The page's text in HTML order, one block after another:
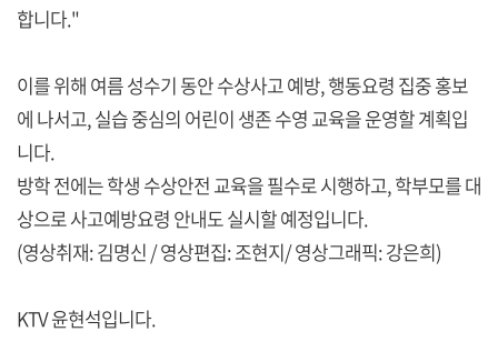
합니다."
이를 위해 여름 성수기 동안 수상사고 예방, 행동요령 집중 홍보
에 나서고, 실습 중심의 어린이 생존 수영 교육을 운영할 계획입
니다.
방학 전에는 학생 수상안전 교육을 필수로 시행하고, 학부모를 대
상으로 사고예방요령 안내도 실시할 예정입니다.
(영상취재: 김명신 / 영상편집: 조현지/ 영상그래픽: 강은희)
KTV 윤현석입니다.